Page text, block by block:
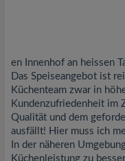
en Innenhof an heissen
Das Speiseangebot ist
Küchenteam zwar in
Kundenzufriedenheit im
Qualität und dem
ausfällt! Hier muss ich
In der näheren
Küchenleistung zu